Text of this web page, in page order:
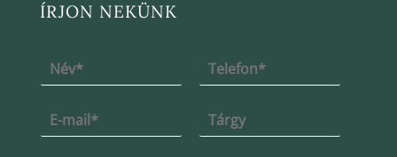
ÍRJON NEKÜNK